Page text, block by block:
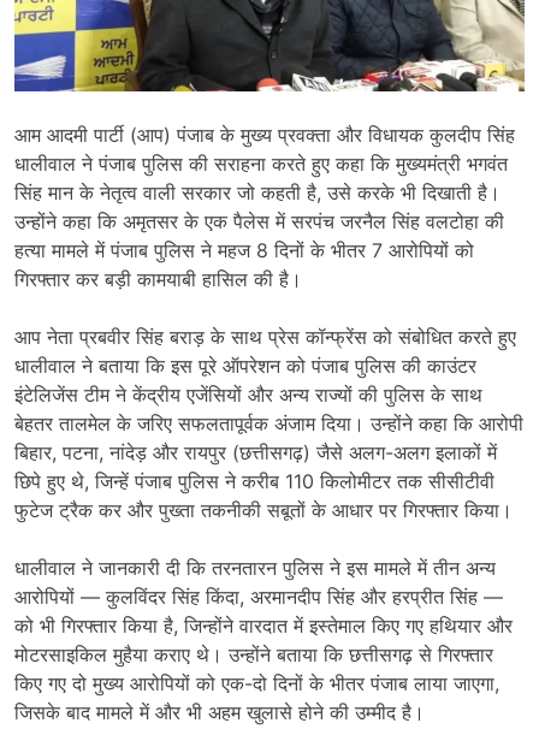
आम आदमी पार्टी (आप) पंजाब के मुख्य प्रवक्ता और विधायक कुलदीप सिंह
धालीवाल ने पंजाब पुलिस की सराहना करते हुए कहा कि मुख्यमंत्री भगवंत
सिंह मान के नेतृत्व वाली सरकार जो कहती है, उसे करके भी दिखाती है।
उन्होंने कहा कि अमृतसर के एक पैलेस में सरपंच जरनैल सिंह वलटोहा की
हत्या मामले में पंजाब पुलिस ने महज 8 दिनों के भीतर 7 आरोपियों को
गिरफ्तार कर बड़ी कामयाबी हासिल की है।
आप नेता प्रबवीर सिंह बराड़ के साथ प्रेस कॉन्फ्रेंस को संबोधित करते हुए
धालीवाल ने बताया कि इस पूरे ऑपरेशन को पंजाब पुलिस की काउंटर
इंटेलिजेंस टीम ने केंद्रीय एजेंसियों और अन्य राज्यों की पुलिस के साथ
बेहतर तालमेल के जरिए सफलतापूर्वक अंजाम दिया। उन्होंने कहा कि आरोपी
बिहार, पटना, नांदेड़ और रायपुर (छत्तीसगढ़) जैसे अलग-अलग इलाकों में
छिपे हुए थे, जिन्हें पंजाब पुलिस ने करीब 110 किलोमीटर तक सीसीटीवी
फुटेज ट्रैक कर और पुख्ता तकनीकी सबूतों के आधार पर गिरफ्तार किया।
धालीवाल ने जानकारी दी कि तरनतारन पुलिस ने इस मामले में तीन अन्य
आरोपियों — कुलविंदर सिंह किंदा, अरमानदीप सिंह और हरप्रीत सिंह —
को भी गिरफ्तार किया है, जिन्होंने वारदात में इस्तेमाल किए गए हथियार और
मोटरसाइकिल मुहैया कराए थे। उन्होंने बताया कि छत्तीसगढ़ से गिरफ्तार
किए गए दो मुख्य आरोपियों को एक-दो दिनों के भीतर पंजाब लाया जाएगा,
जिसके बाद मामले में और भी अहम खुलासे होने की उम्मीद है।